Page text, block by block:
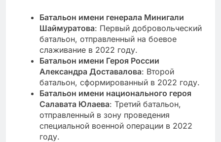
Батальон имени генерала Минигали
Шаймуратова: Первый добровольческий
батальон, отправленный на боевое
слаживание в 2022 году.
Батальон имени Героя России
Александра Доставалова: Второй
батальон, сформированный в 2022 году.
Батальон имени национального героя
Салавата Юлаева: Третий батальон,
отправленный в зону проведения
специальной военной операции в 2022
году.